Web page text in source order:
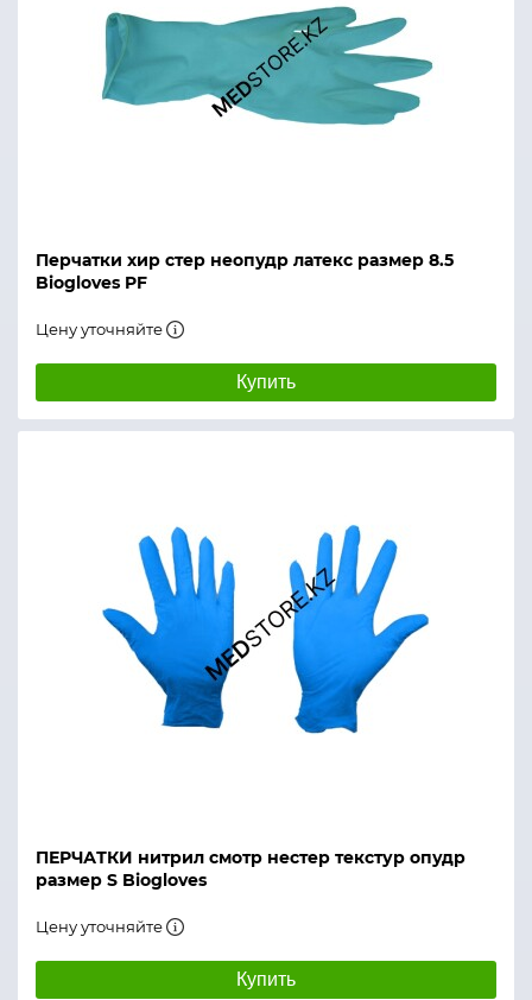
Перчатки хир стер неопудр латекс размер 8.5
Biogloves PF
Цену уточняйте
Купить
ПЕРЧАТКИ нитрил смотр нестер текстур опудр
размер S Biogloves
Цену уточняйте
Купить